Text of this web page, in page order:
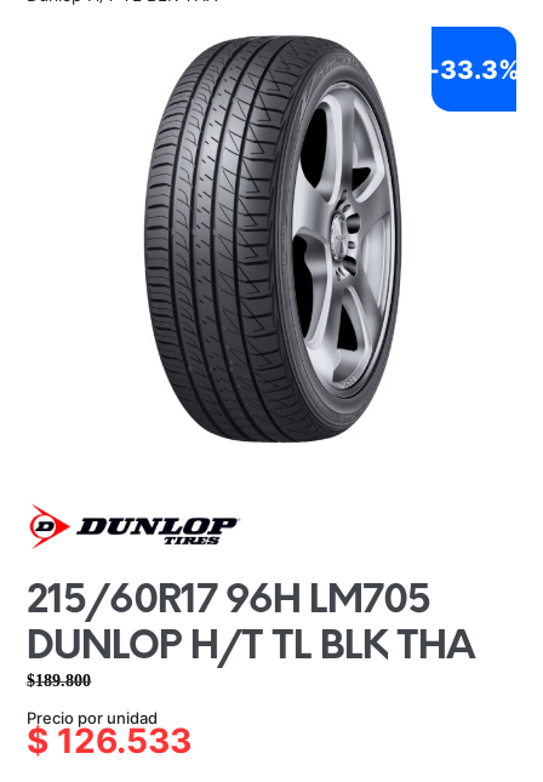
215/60R17 96H LM705
DUNLOP H/T TL BLK THA
$189.800
precio
original
precio
actual
Precio por unidad
$ 126.533
-33.3%